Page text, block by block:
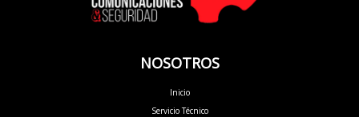
NOSOTROS
Inicio
Servicio Técnico